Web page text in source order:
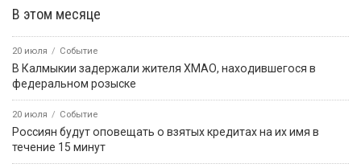
Более 60 % россиян заявляют об удовлетворённости
состоянием здоровья своей семьи
13:37 Событие
В Калмыкии с начала года от укусов клещей пострадали 344
человека, в том числе 108 детей до 14 лет
11:22 Событие
С сегодняшнего дня и по 25 августа на землях лесного фонда
вводится запрет на пребывание граждан